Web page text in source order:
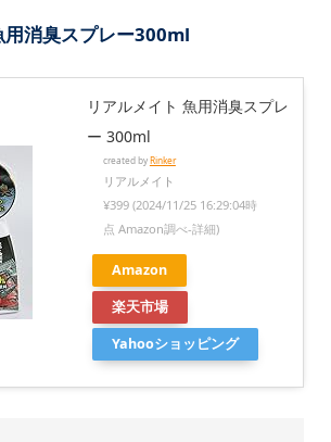
用消臭スプレー300ml
リアルメイト 魚用消臭スプレ
ー 300ml
created byRinker
リアルメイト
¥399 (2024/11/25 16:29:04時
点 Amazon調べ-詳細)
Amazon
楽天市場
Yahooショッピング